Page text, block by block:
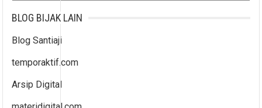
BLOG BIJAK LAIN
Blog Santiaji
temporaktif.com
Arsip Digital